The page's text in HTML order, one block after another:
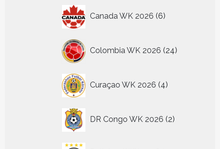
Canada WK 2026 6
producten
Colombia WK 2026 24
producten
Curaçao WK 2026 4
producten
DR Congo WK 2026 2
producten